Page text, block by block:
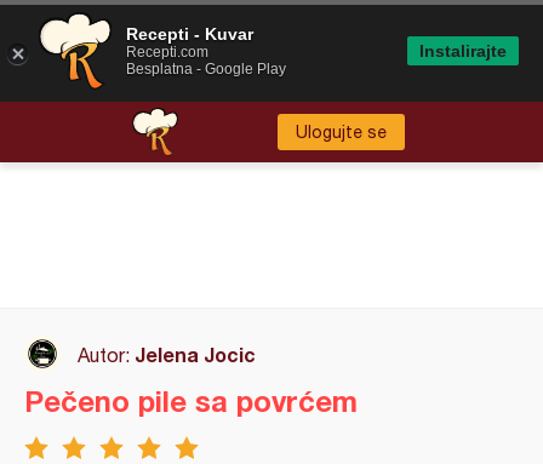
Ulogujte se
Autor: Jelena Jocic
Pečeno pile sa povrćem
Recepti - Kuvar
Recepti.com
Besplatna - Google Play
Instalirajte